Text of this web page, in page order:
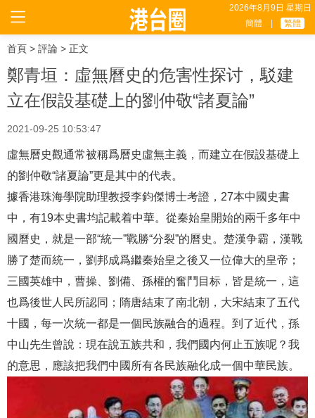
2026年8月9日 星期日
簡體
繁體
首頁 > 評論 > 正文
鄭青垣：虛無曆史的危害性探讨，駁建
立在假設基礎上的劉仲敬“諸夏論”
2021-09-25 10:53:47
虛無曆史觀通常被稱爲曆史虛無主義，而建立在假設基礎上
的劉仲敬“諸夏論”更是其中的代表。
據香港珠海學院助理教授李鈞傑博士考證，27本中國史書
中，有19本史書均記載着中華。從秦始皇開始的兩千多年中
國曆史，就是一部“統一”戰勝“分裂”的曆史。楚漢争霸，漢戰
勝了楚而統一，劉邦成爲繼秦始皇之後又一位偉大的皇帝；
三國英雄中，曹操、劉備、孫權的奮鬥目标，皆是統一，這
也爲後世人民所認同；隋唐結束了南北朝，大宋結束了五代
十國，每一次統一都是一個民族融合的過程。到了近代，孫
中山先生曾說：現在說五族共和，我們國内何止五族呢？我
的意思，應該把我們中國所有各民族融化成一個中華民族。